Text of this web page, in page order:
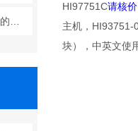
HI97751C请核价
主机，HI93751-
块），中英文使